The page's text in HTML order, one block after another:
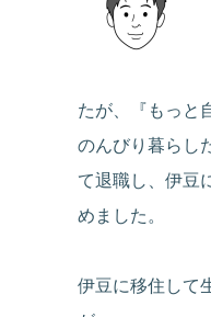
たが、『もっと
のんびり暮らし
て退職し、伊豆
めました。
伊豆に移住して